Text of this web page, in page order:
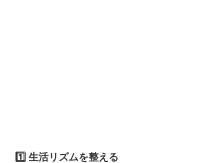
1️⃣ 生活リズムを整える